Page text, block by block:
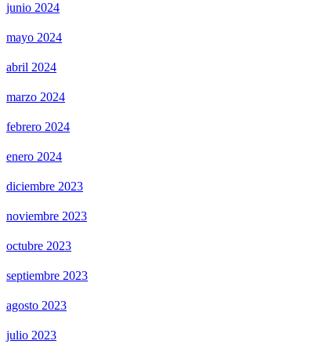
junio 2024
mayo 2024
abril 2024
marzo 2024
febrero 2024
enero 2024
diciembre 2023
noviembre 2023
octubre 2023
septiembre 2023
agosto 2023
julio 2023